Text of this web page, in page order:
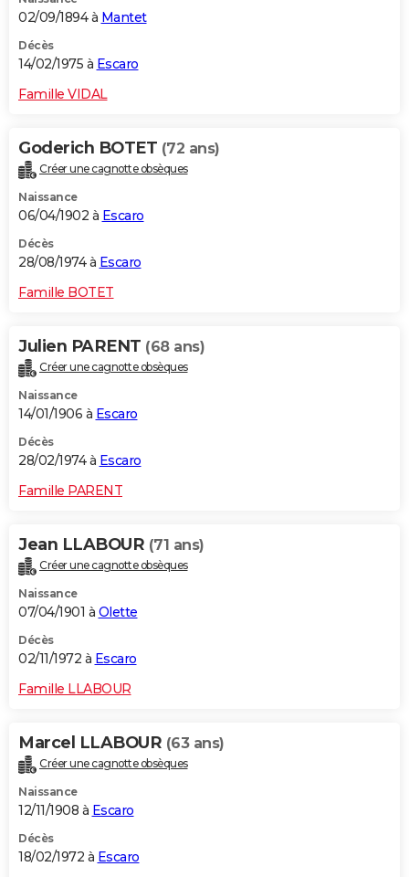
02/09/1894 à Mantet
Décès
14/02/1975 à Escaro
Famille VIDAL
Goderich BOTET (72 ans)
Créer une cagnotte obsèques
Naissance
06/04/1902 à Escaro
Décès
28/08/1974 à Escaro
Famille BOTET
Julien PARENT (68 ans)
Créer une cagnotte obsèques
Naissance
14/01/1906 à Escaro
Décès
28/02/1974 à Escaro
Famille PARENT
Jean LLABOUR (71 ans)
Créer une cagnotte obsèques
Naissance
07/04/1901 à Olette
Décès
02/11/1972 à Escaro
Famille LLABOUR
Marcel LLABOUR (63 ans)
Créer une cagnotte obsèques
Naissance
12/11/1908 à Escaro
Décès
18/02/1972 à Escaro